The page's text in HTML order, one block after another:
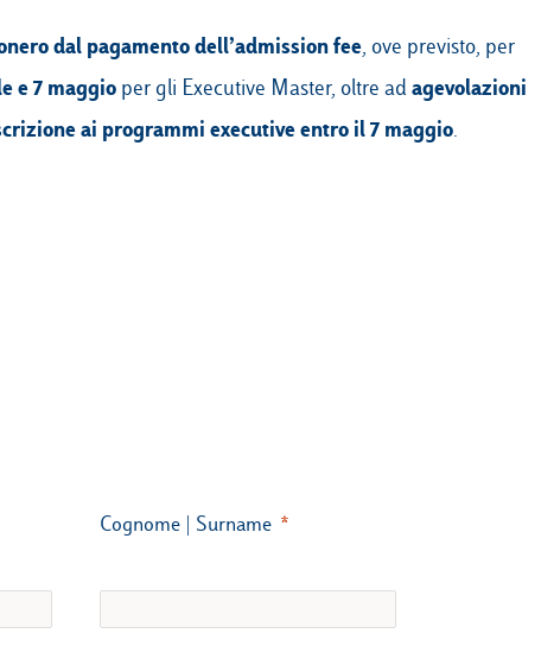
dal pagamento dell’admission fee , ove previsto, per
e 7 maggio per gli Executive Master, oltre ad agevolazioni
ai programmi executiveentro il 7 maggio
Cognome | Surname